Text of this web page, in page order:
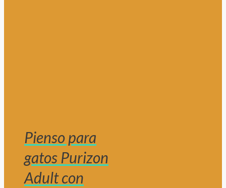
Pienso para
gatos Purizon
Adult con